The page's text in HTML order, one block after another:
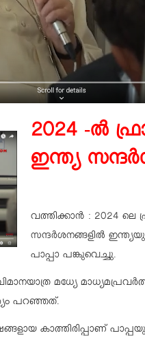
2024 -ൽ
ഇന്ത്യ
വത്തിക്കാൻ : 2024 ലെ
സന്ദർശനങ്ങളിൽ
പാപ്പാ പങ്കുവെച്ചു.
മധ്യേ
പറഞ്ഞത്.
കാത്തിരിപ്പാണ്